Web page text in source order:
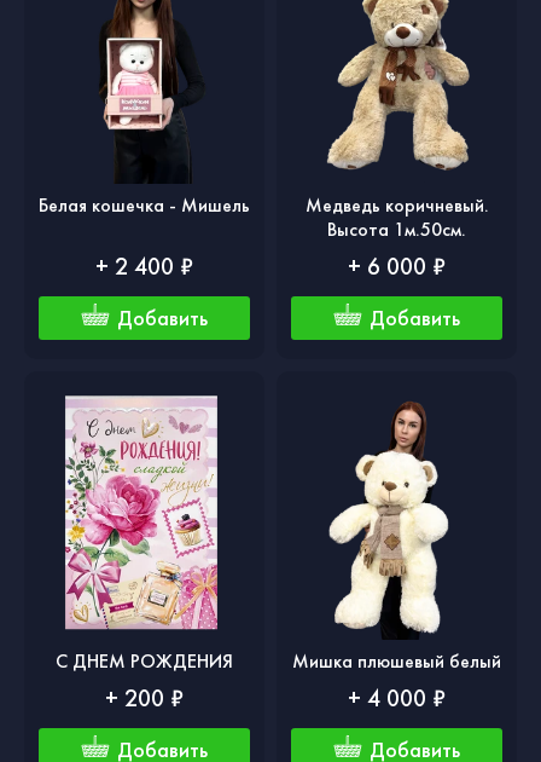
Белая кошечка - Мишель
+ 2 400 ₽
Добавить
Медведь коричневый.
Высота 1м.50см.
+ 6 000 ₽
Добавить
С ДНЕМ РОЖДЕНИЯ
+ 200 ₽
Добавить
Мишка плюшевый белый
+ 4 000 ₽
Добавить